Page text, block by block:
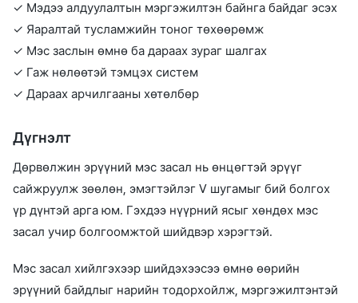
✓ Мэдээ алдуулалтын мэргэжилтэн байнга байдаг эсэх
✓ Яаралтай тусламжийн тоног төхөөрөмж
✓ Мэс заслын өмнө ба дараах зураг шалгах
✓ Гаж нөлөөтэй тэмцэх систем
✓ Дараах арчилгааны хөтөлбөр
Дүгнэлт
Дөрвөлжин эрүүний мэс засал нь өнцөгтэй эрүүг
сайжруулж зөөлөн, эмэгтэйлэг V шугамыг бий болгох
үр дүнтэй арга юм. Гэхдээ нүүрний ясыг хөндөх мэс
засал учир болгоомжтой шийдвэр хэрэгтэй.
Мэс засал хийлгэхээр шийдэхээсээ өмнө өөрийн
эрүүний байдлыг нарийн тодорхойлж, мэргэжилтэнтэй